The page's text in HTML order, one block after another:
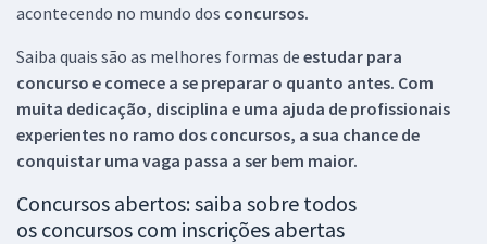
acontecendo no mundo dos concursos.
Saiba quais são as melhores formas de estudar para
concurso e comece a se preparar o quanto antes. Com
muita dedicação, disciplina e uma ajuda de profissionais
experientes no ramo dos concursos, a sua chance de
conquistar uma vaga passa a ser bem maior.
Concursos abertos: saiba sobre todos
os concursos com inscrições abertas